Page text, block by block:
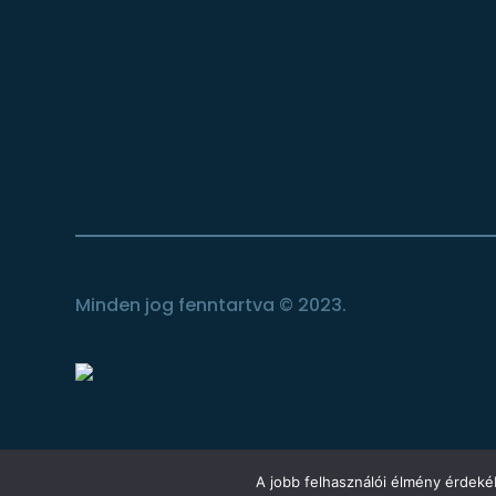
Minden jog fenntartva © 2023.
A jobb felhasználói élmény